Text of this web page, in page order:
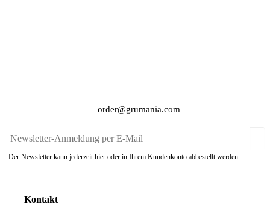
order@grumania.com
Der Newsletter kann jederzeit hier oder in Ihrem Kundenkonto abbestellt werden.
Kontakt